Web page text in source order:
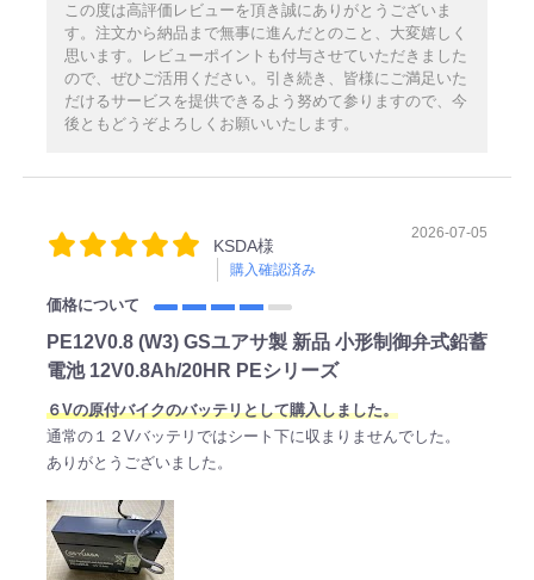
この度は高評価レビューを頂き誠にありがとうございま
す。注文から納品まで無事に進んだとのこと、大変嬉しく
思います。レビューポイントも付与させていただきました
ので、ぜひご活用ください。引き続き、皆様にご満足いた
だけるサービスを提供できるよう努めて参りますので、今
後ともどうぞよろしくお願いいたします。
KSDA様
購入確認済み
2026-07-05
価格について
PE12V0.8 (W3) GSユアサ製 新品 小形制御弁式鉛蓄
電池 12V0.8Ah/20HR PEシリーズ
６Vの原付バイクのバッテリとして購入しました。
通常の１２Vバッテリではシート下に収まりませんでした。
ありがとうございました。